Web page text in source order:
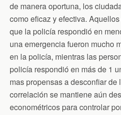
de manera oportuna, los
como eficaz y efectiva.
que la policía respondió en
una emergencia fueron mucho
en la policía, mientras las
policía respondió en más de 1
mas propensas a desconfiar de
correlación se mantiene aún
econométricos para controlar